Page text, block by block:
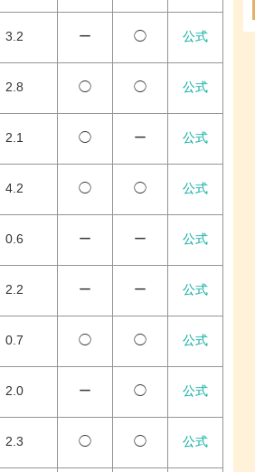
3.2 ー ◯ 公式
2.8 ◯ ◯ 公式
2.1 ◯ ー 公式
4.2 ◯ ◯ 公式
0.6 ー ー 公式
2.2 ー ー 公式
0.7 ◯ ◯ 公式
2.0 ー ◯ 公式
2.3 ◯ ◯ 公式